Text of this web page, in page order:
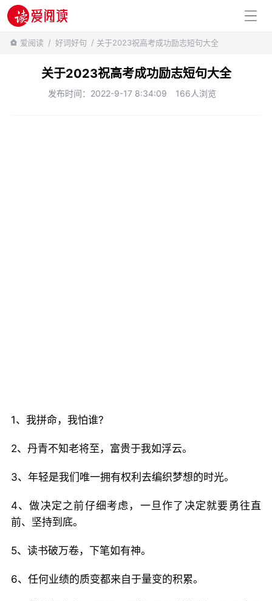
百科知识
爱阅读 / 好词好句 / 关于2023祝高考成功励志短句大全
关于2023祝高考成功励志短句大全
发布时间：2022-9-17 8:34:09 166人浏览
1、我拼命，我怕谁?
2、丹青不知老将至，富贵于我如浮云。
3、年轻是我们唯一拥有权利去编织梦想的时光。
4、做决定之前仔细考虑，一旦作了决定就要勇往直
前、坚持到底。
5、读书破万卷，下笔如有神。
6、任何业绩的质变都来自于量变的积累。